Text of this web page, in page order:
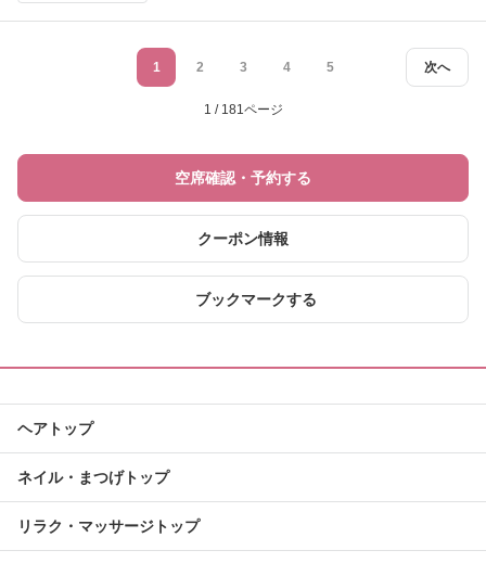
次へ
1 2 3 4 5
1 / 181ページ
空席確認・予約する
クーポン情報
ブックマークする
ヘアトップ
ネイル・まつげトップ
リラク・マッサージトップ